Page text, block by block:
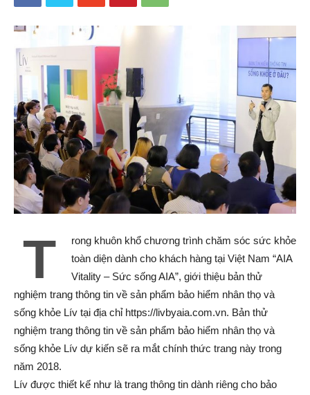
T
rong khuôn khổ chương trình chăm sóc sức khỏe
toàn diện dành cho khách hàng tại Việt Nam “AIA
Vitality – Sức sống AIA”, giới thiệu bản thử
nghiệm trang thông tin về sản phẩm bảo hiểm nhân thọ và
sống khỏe Lív tại địa chỉ https://livbyaia.com.vn. Bản thử
nghiệm trang thông tin về sản phẩm bảo hiểm nhân thọ và
sống khỏe Lív dự kiến sẽ ra mắt chính thức trang này trong
năm 2018.
Lív được thiết kế như là trang thông tin dành riêng cho bảo